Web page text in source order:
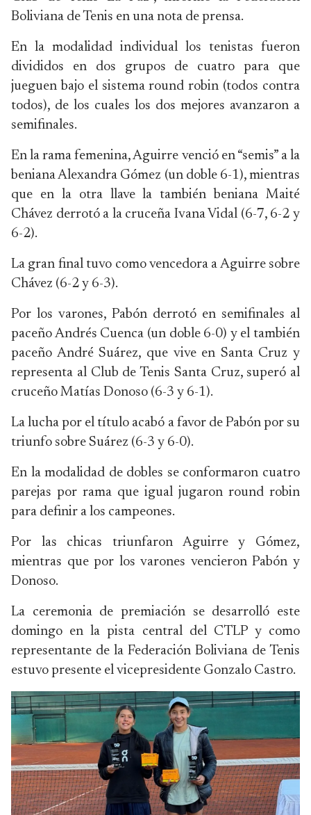
Boliviana de Tenis en una nota de prensa.
En la modalidad individual los tenistas fueron
divididos en dos grupos de cuatro para que
jueguen bajo el sistema round robin (todos contra
todos), de los cuales los dos mejores avanzaron a
semifinales.
En la rama femenina, Aguirre venció en “semis” a la
beniana Alexandra Gómez (un doble 6-1), mientras
que en la otra llave la también beniana Maité
Chávez derrotó a la cruceña Ivana Vidal (6-7, 6-2 y
6-2).
La gran final tuvo como vencedora a Aguirre sobre
Chávez (6-2 y 6-3).
Por los varones, Pabón derrotó en semifinales al
paceño Andrés Cuenca (un doble 6-0) y el también
paceño André Suárez, que vive en Santa Cruz y
representa al Club de Tenis Santa Cruz, superó al
cruceño Matías Donoso (6-3 y 6-1).
La lucha por el título acabó a favor de Pabón por su
triunfo sobre Suárez (6-3 y 6-0).
En la modalidad de dobles se conformaron cuatro
parejas por rama que igual jugaron round robin
para definir a los campeones.
Por las chicas triunfaron Aguirre y Gómez,
mientras que por los varones vencieron Pabón y
Donoso.
La ceremonia de premiación se desarrolló este
domingo en la pista central del CTLP y como
representante de la Federación Boliviana de Tenis
estuvo presente el vicepresidente Gonzalo Castro.